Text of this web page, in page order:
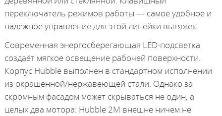
переключатель режимов работы — самое удобное и
надежное управление для этой линейки вытяжек.
Современная энергосберегающая LED-подсветка
создаёт мягкое освещение рабочей поверхности.
Корпус Hubble выполнен в стандартном исполнении
из окрашенной/нержавеющей стали. Однако за
скромным фасадом может скрываться не один, а
целых два мотора: Hubble 2М внешне ничем не